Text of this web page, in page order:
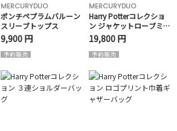
MERCURYDUO
ポンチペプラムバルーン
スリーブトップス
9,900 円
MERCURYDUO
Harry Potterコレクショ
ン ジャケットローブミニ
ワンピース
19,800 円